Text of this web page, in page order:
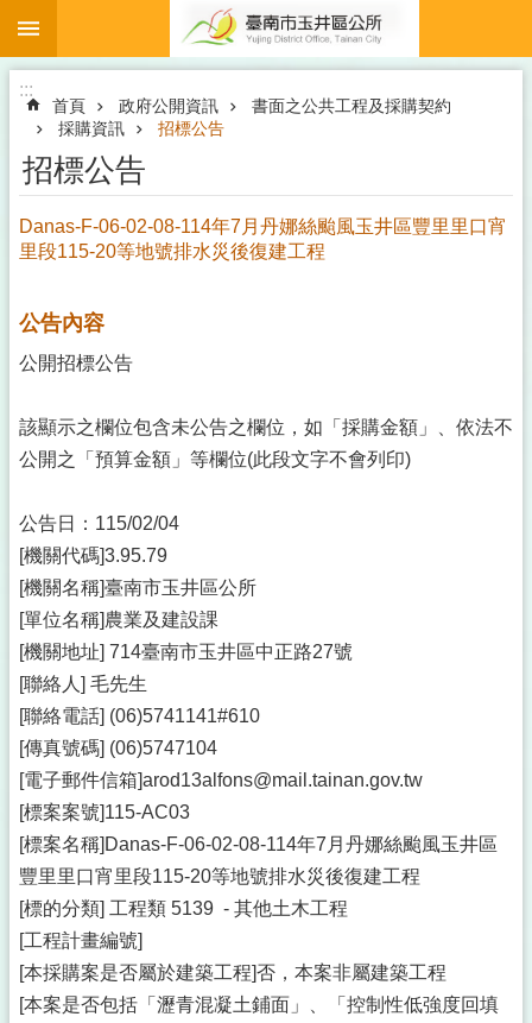
跳到主要內容區塊
:::
首頁 政府公開資訊
書面之公共工程及採購契約
採購資訊
招標公告
招標公告
Danas-F-06-02-08-114年7月丹娜絲颱風玉井區豐里里口宵
里段115-20等地號排水災後復建工程
公告內容
公開招標公告
該顯示之欄位包含未公告之欄位，如「採購金額」、依法不
公開之「預算金額」等欄位(此段文字不會列印)
公告日：115/02/04
[機關代碼]3.95.79
[機關名稱]臺南市玉井區公所
[單位名稱]農業及建設課
[機關地址] 714臺南市玉井區中正路27號
[聯絡人] 毛先生
[聯絡電話] (06)5741141#610
[傳真號碼] (06)5747104
[電子郵件信箱]arod13alfons@mail.tainan.gov.tw
[標案案號]115-AC03
[標案名稱]Danas-F-06-02-08-114年7月丹娜絲颱風玉井區
豐里里口宵里段115-20等地號排水災後復建工程
[標的分類] 工程類 5139 - 其他土木工程
[工程計畫編號]
[本採購案是否屬於建築工程]否，本案非屬建築工程
[本案是否包括「瀝青混凝土鋪面」、「控制性低強度回填